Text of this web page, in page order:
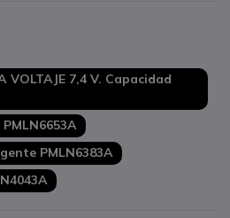
VOLTAJE 7,4 V. Capacidad
PMLN6383A